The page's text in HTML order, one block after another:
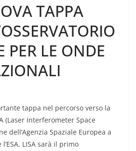
TAPPA
PER LE ONDE
tappa nel percorso verso la
(Laser Interferometer Space
dell’Agenzia Spaziale Europea a
LISA sarà il primo